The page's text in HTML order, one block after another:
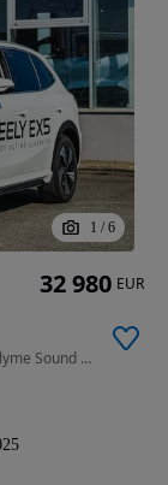
1 / 6
218 CP • EX5 MAX 218 CP Electric 425 km WLTP | Flyme Sound | Masaj & Ventilație
32 980 EUR